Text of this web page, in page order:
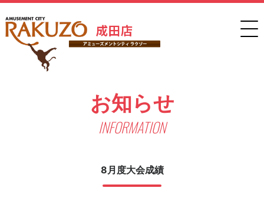
お知らせ
INFORMATION
8月度大会成績